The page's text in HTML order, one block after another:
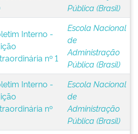
Pública (Brasil)
Interno -
nº 1
Escola Nacional
de
Administração
Pública (Brasil)
Interno -
nº
Escola Nacional
de
Administração
Pública (Brasil)